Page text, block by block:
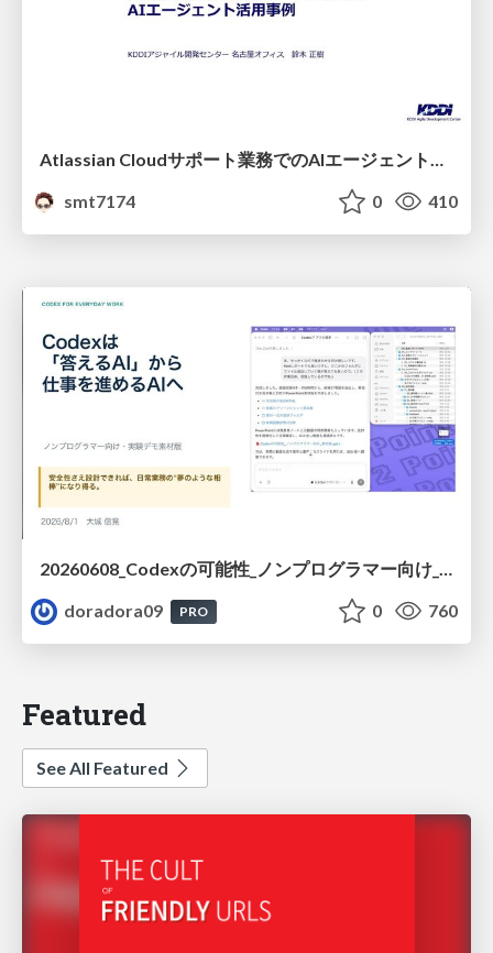
smt7174
0 410
20260608_Codexの可能性_ノンプログラマー向け_大城追記
doradora09
PRO 0 760
Featured
See All Featured